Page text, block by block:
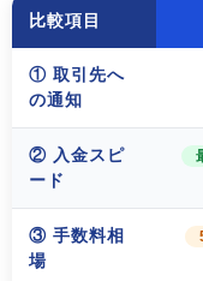
比較項目
① 取引先へ
の通知
② 入金スピ
ード
③ 手数料相
場